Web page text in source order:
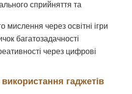
сприйняття та
мислення через освітні ігри
багатозадачності
через цифрові
гаджетів